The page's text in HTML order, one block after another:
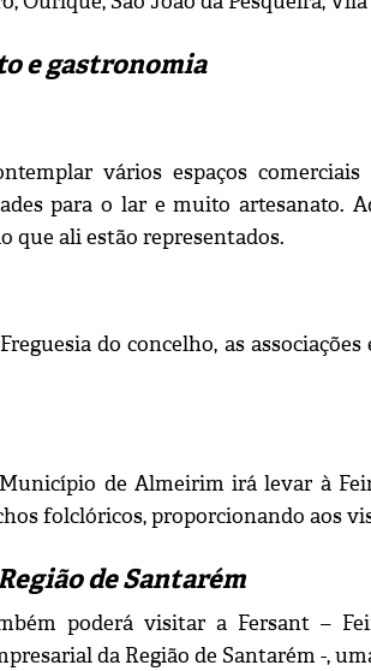
e gastronomia
vários espaços
para o lar e muito artesanato.
que ali estão representados.
do concelho, as
de Almeirim irá levar à
folclóricos, proporcionando aos
de Santarém
poderá visitar a Fersant –
da Região de Santarém -,